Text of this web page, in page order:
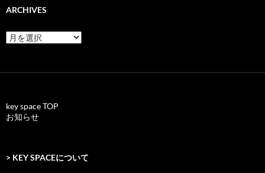
ARCHIVES
archives
key space TOP
お知らせ
> KEY SPACEについて